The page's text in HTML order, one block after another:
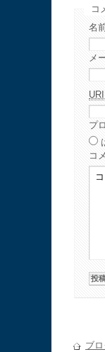
コ
名
メ
URI
プ
コ
ブ